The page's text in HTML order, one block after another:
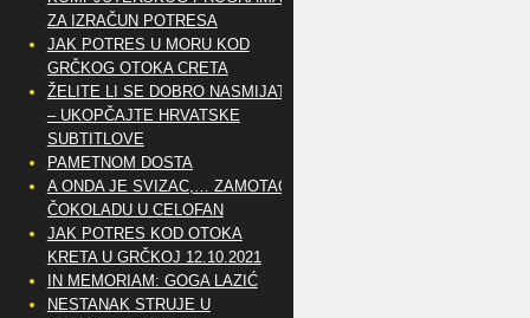
ZA IZRAČUN POTRESA
JAK POTRES U MORU KOD
GRČKOG OTOKA CRETA
ŽELITE LI SE DOBRO NASMIJATI
– UKOPČAJTE HRVATSKE
SUBTITLOVE
PAMETNOM DOSTA
A ONDA JE SVIZAC,… ZAMOTAO
ČOKOLADU U CELOFAN
JAK POTRES KOD OTOKA
KRETA U GRČKOJ 12.10.2021
IN MEMORIAM: GOGA LAZIĆ
NESTANAK STRUJE U